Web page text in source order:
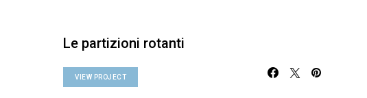
Le partizioni rotanti
VIEW PROJECT